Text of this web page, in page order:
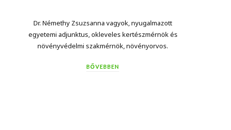
Dr. Némethy Zsuzsanna vagyok, nyugalmazott
egyetemi adjunktus, okleveles kertészmérnök és
növényvédelmi szakmérnök, növényorvos.
BŐVEBBEN